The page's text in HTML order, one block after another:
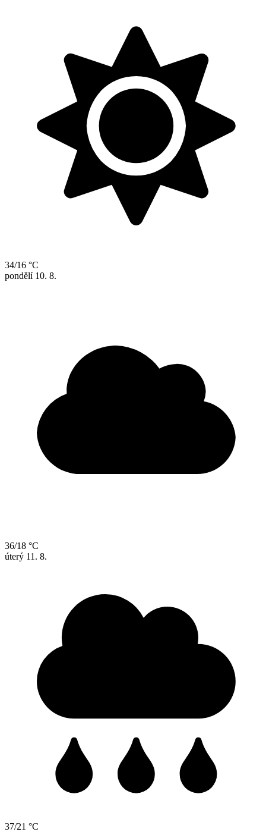
34/16 °C
pondělí 10. 8.
36/18 °C
úterý 11. 8.
37/21 °C